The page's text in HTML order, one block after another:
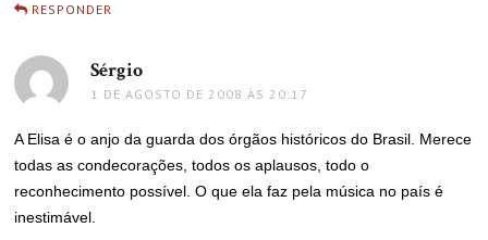
RESPONDER
Sérgio
1 DE AGOSTO DE 2008 ÀS 20:17
A Elisa é o anjo da guarda dos órgãos históricos do Brasil. Merece
todas as condecorações, todos os aplausos, todo o
reconhecimento possível. O que ela faz pela música no país é
inestimável.